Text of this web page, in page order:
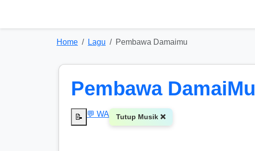
Home Lagu Pembawa Damaimu
Pembawa DamaiMu
📝 💬 WA Tutup Musik ❌